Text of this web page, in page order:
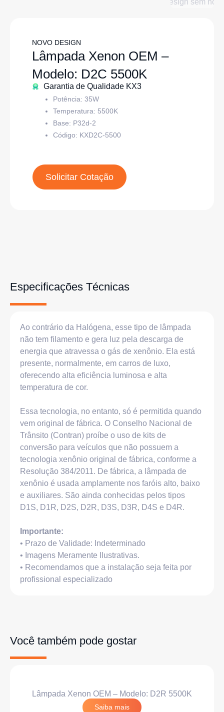
NOVO DESIGN
Lâmpada Xenon OEM –
Modelo: D2C 5500K
Garantia de Qualidade KX3
Potência: 35W
Temperatura: 5500K
Base: P32d-2
Código: KXD2C-5500
Solicitar Cotação
Especificações Técnicas
Ao contrário da Halógena, esse tipo de lâmpada
não tem filamento e gera luz pela descarga de
energia que atravessa o gás de xenônio. Ela está
presente, normalmente, em carros de luxo,
oferecendo alta eficiência luminosa e alta
temperatura de cor.
Essa tecnologia, no entanto, só é permitida quando
vem original de fábrica. O Conselho Nacional de
Trânsito (Contran) proíbe o uso de kits de
conversão para veículos que não possuem a
tecnologia xenônio original de fábrica, conforme a
Resolução 384/2011. De fábrica, a lâmpada de
xenônio é usada amplamente nos faróis alto, baixo
e auxiliares. São ainda conhecidas pelos tipos
D1S, D1R, D2S, D2R, D3S, D3R, D4S e D4R.
Importante:
• Prazo de Validade: Indeterminado
• Imagens Meramente Ilustrativas.
• Recomendamos que a instalação seja feita por
profissional especializado
Você também pode gostar
Lâmpada Xenon OEM – Modelo: D2R 5500K
Saiba mais